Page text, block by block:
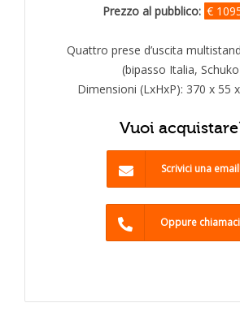
Prezzo al pubblico: €
Quattro prese d’uscita
(bipasso Italia,
Dimensioni (LxHxP): 370 x 55
Vuoi
Scrivici una
Oppure